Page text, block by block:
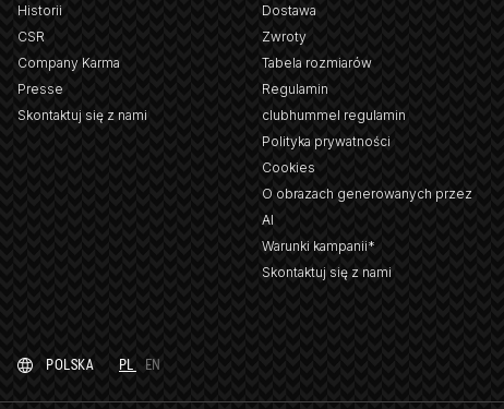
Historii
CSR
Company Karma
Presse
Skontaktuj się z nami
Dostawa
Zwroty
Tabela rozmiarów
Regulamin
clubhummel regulamin
Polityka prywatności
Cookies
O obrazach generowanych przez
AI
Warunki kampanii*
Skontaktuj się z nami
POLSKA PL EN